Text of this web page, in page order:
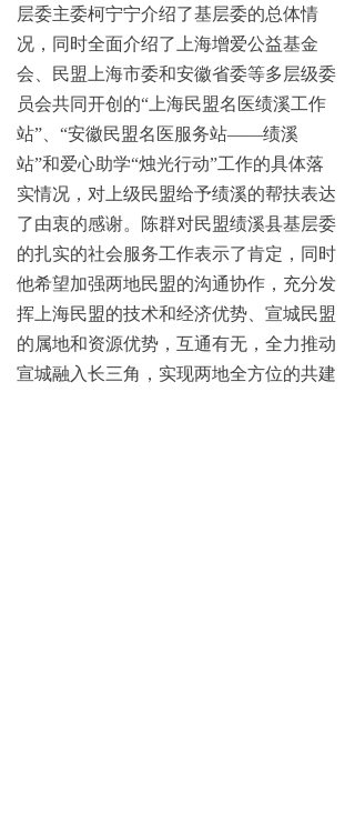
层委主委柯宁宁介绍了基层委的总体情
况，同时全面介绍了上海增爱公益基金
会、民盟上海市委和安徽省委等多层级委
员会共同开创的“上海民盟名医绩溪工作
站”、“安徽民盟名医服务站——绩溪
站”和爱心助学“烛光行动”工作的具体落
实情况，对上级民盟给予绩溪的帮扶表达
了由衷的感谢。陈群对民盟绩溪县基层委
的扎实的社会服务工作表示了肯定，同时
他希望加强两地民盟的沟通协作，充分发
挥上海民盟的技术和经济优势、宣城民盟
的属地和资源优势，互通有无，全力推动
宣城融入长三角，实现两地全方位的共建